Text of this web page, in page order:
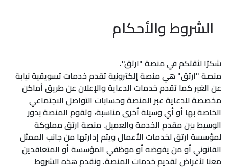
الشروط والأحكام
شكرًا لثقتكم في منصة "ارتق".
منصة "ارتق" هي منصة إلكترونية تقدم خدمات تسويقية نيابة
عن الغير كما تقدم خدمات الدعاية والإعلان عن طريق أماكن
مخصصة للدعاية عبر المنصة وحسابات التواصل الاجتماعي
الخاصة بها أو أي وسيلة أخرى مناسبة، وتقوم المنصة بدور
الوسيط بين مقدم الخدمة والعميل. منصة ارتق مملوكة
لمؤسسة ارتق لخدمات الأعمال ويتم إدارتها من جانب الممثل
القانوني أو من يفوضه أو موظفي المؤسسة أو المتعاقدين
معنا لأغراض تقديم خدمات المنصة. ونقدم هذه الشروط